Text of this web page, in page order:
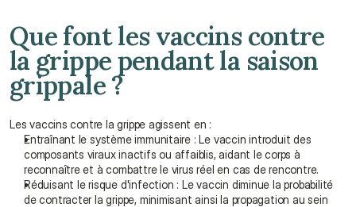
Que font les vaccins contre
la grippe pendant la saison
grippale ?
Les vaccins contre la grippe agissent en :
Entraînant le système immunitaire : Le vaccin introduit des
composants viraux inactifs ou affaiblis, aidant le corps à
reconnaître et à combattre le virus réel en cas de rencontre.
Réduisant le risque d'infection : Le vaccin diminue la probabilité
de contracter la grippe, minimisant ainsi la propagation au sein